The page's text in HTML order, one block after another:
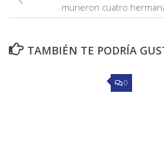
murieron cuatro
TAMBIÉN TE PODRÍA
0